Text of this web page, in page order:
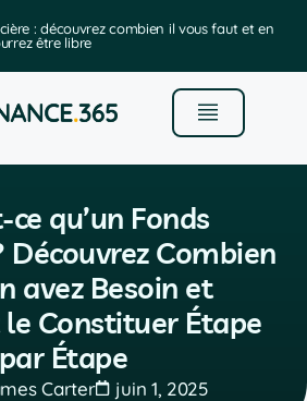
: découvrez combien il vous faut et en
être libre
ce qu’un Fonds
Découvrez Combien
avez Besoin et
Constituer Étape
par Étape
Carter juin 1, 2025